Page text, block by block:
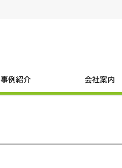
事例紹介 会社案内